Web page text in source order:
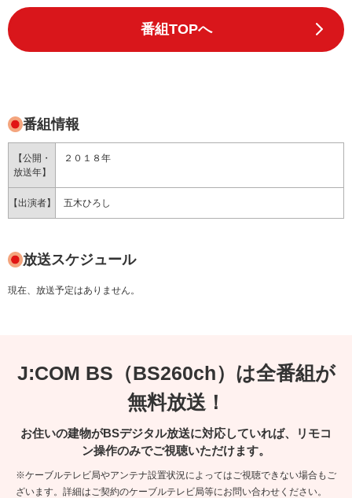
番組TOPへ
番組情報
【公開・
放送年】
２０１８年
【出演者】 五木ひろし
放送スケジュール
現在、放送予定はありません。
J:COM BS（BS260ch）は全番組が
無料放送！
お住いの建物がBSデジタル放送に対応していれば、リモコ
ン操作のみでご視聴いただけます。
※ケーブルテレビ局やアンテナ設置状況によってはご視聴できない場合もご
ざいます。詳細はご契約のケーブルテレビ局等にお問い合わせください。